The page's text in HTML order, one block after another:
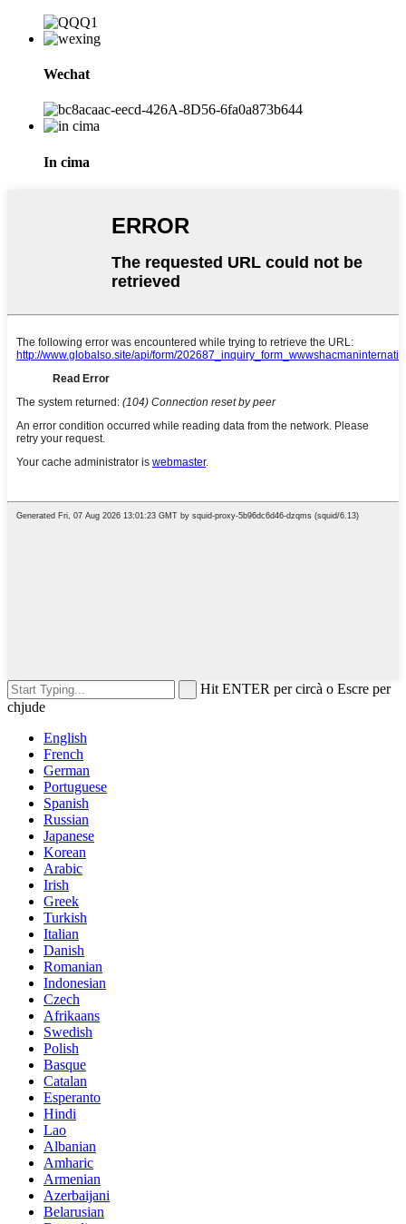
Wechat
In cima
Hit ENTER per circà o Escre per
chjude
English
French
German
Portuguese
Spanish
Russian
Japanese
Korean
Arabic
Irish
Greek
Turkish
Italian
Danish
Romanian
Indonesian
Czech
Afrikaans
Swedish
Polish
Basque
Catalan
Esperanto
Hindi
Lao
Albanian
Amharic
Armenian
Azerbaijani
Belarusian